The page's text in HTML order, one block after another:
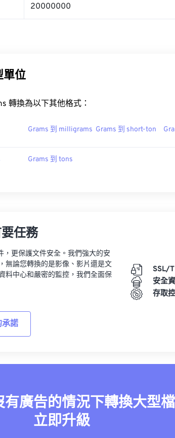
20000000
單位
轉換為以下其他格式：
Grams 到 milligrams Grams 到 short-ton
Grams 到 tons
任務
，更保護文件安全。我們強大的安
無論您轉換的是影像、影片還是文
料中心和嚴密的監控，我們全面保
承諾
SSL/
安全
存取
廣告的情況下轉換大型
立即升級